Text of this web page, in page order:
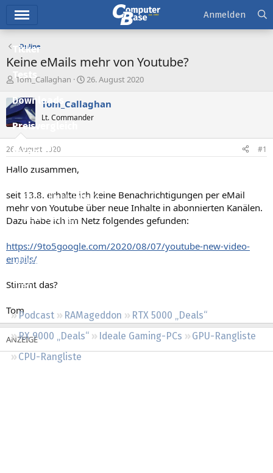
Ticker
Tests
Downloads
Preisvergleich
Forum
Aktuelles
Empfohlene Inhalte
Neue Beiträge
Leserartikel
Regeln
Podcast RAMageddon
RTX 5000 „Deals“
RX 9000 „Deals“
Ideale Gaming-PCs
GPU-Rangliste
CPU-Rangliste
Anmelden
Online
Keine eMails mehr von Youtube?
E
s
t
e
e
r
Tom_Callaghan
E
s
t
e
t
26. August 2020
Tom_Callaghan
Lt. Commander
26. August 2020 #1
Hallo zusammen,
seit 13.8. erhalte ich keine Benachrichtigungen per eMail
mehr von Youtube über neue Inhalte in abonnierten Kanälen.
Dazu habe ich im Netz folgendes gefunden:
https://9to5google.com/2020/08/07/youtube-new-video-
emails/
Stimmt das?
Tom